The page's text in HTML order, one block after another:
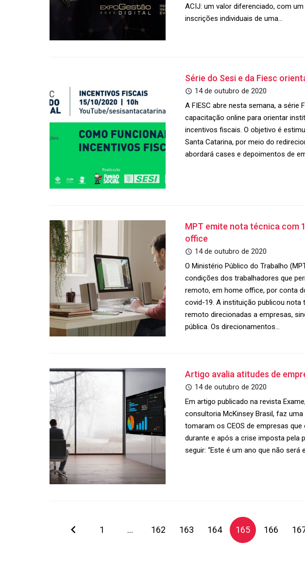
ACIJ: um valor diferenciado, com
inscrições individuais de uma…
Série do Sesi e da Fiesc
14 de outubro de 2020
A FIESC abre nesta semana, a série
capacitação online para orientar
incentivos fiscais. O objetivo é
Santa Catarina, por meio do
abordará cases e depoimentos de
MPT emite nota técnica com
office
14 de outubro de 2020
O Ministério Público do Trabalho
condições dos trabalhadores que
remoto, em home office, por conta
covid-19. A instituição publicou
remoto direcionadas a empresas,
pública. Os direcionamentos…
Artigo avalia atitudes de
14 de outubro de 2020
Em artigo publicado na revista
consultoria McKinsey Brasil, faz
tomaram os CEOS de empresas
durante e após a crise imposta pela
seguir: “Este é um ano que não será
1 … 162 163 164 165 166